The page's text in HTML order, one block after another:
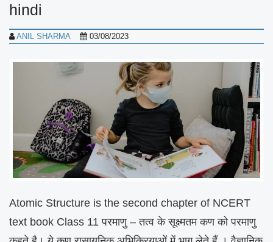
hindi
ANIL SHARMA 03/08/2023
Atomic Structure is the second chapter of NCERT
text book Class 11 परमाणु – तत्व के सूक्ष्मतम कण को परमाणु